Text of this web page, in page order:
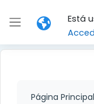
Panel lateral
Está
Página Principal